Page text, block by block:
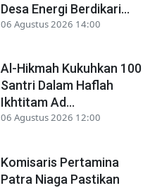
Desa Energi Berdikari...
06 Agustus 2026 14:00
Al-Hikmah Kukuhkan 100
Santri Dalam Haflah
Ikhtitam Ad...
06 Agustus 2026 12:00
Komisaris Pertamina
Patra Niaga Pastikan